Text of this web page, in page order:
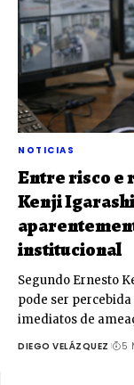
NOTICIAS
Entre risco e
Kenji
institucional
Segundo Ernesto
pode ser
imediatos de
DIEGO VELÁZQUEZ 5